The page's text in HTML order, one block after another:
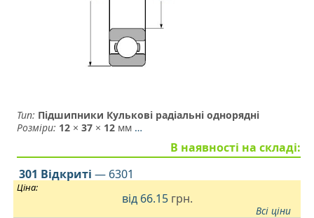
Тип: Підшипники Кулькові радіальні однорядні
Розміри: 12 ×37 × 12 мм …
В наявності на складі:
301 Відкриті — 6301
Ціна:
від 66.15 грн.
Всі ціни